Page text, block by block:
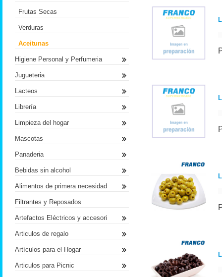
Frutas Secas
Verduras
Aceitunas
Higiene Personal y Perfumeria
Jugueteria
Lacteos
Librería
Limpieza del hogar
Mascotas
Panaderia
Bebidas sin alcohol
Alimentos de primera necesidad
Filtrantes y Reposados
Artefactos Eléctricos y accesori
Articulos de regalo
Artículos para el Hogar
Articulos para Picnic